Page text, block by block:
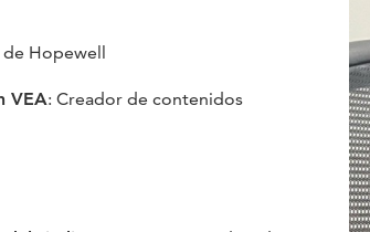
de Hopewell
VEA: Creador de contenidos